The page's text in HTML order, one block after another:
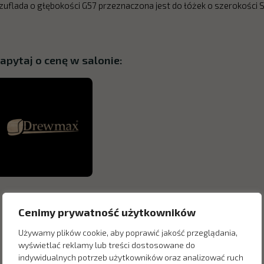
Cenimy prywatność użytkowników
Używamy plików cookie, aby poprawić jakość przeglądania,
wyświetlać reklamy lub treści dostosowane do
indywidualnych potrzeb użytkowników oraz analizować ruch
o głębokości G57 przeznaczona jest do łóżek o szerokości
o cenę w salonie: